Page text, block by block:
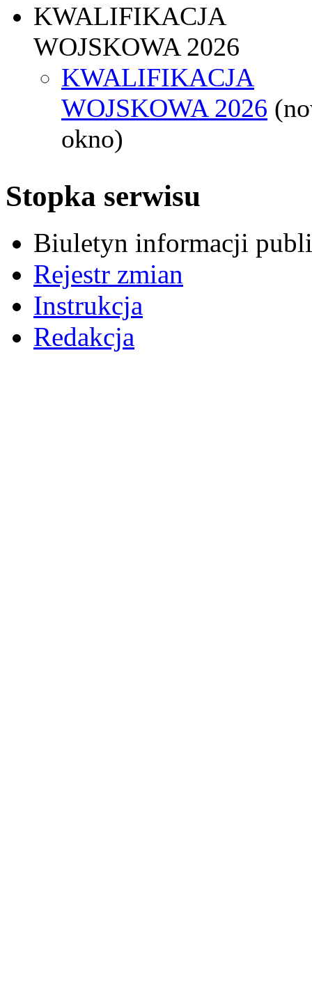
KWALIFIKACJA
WOJSKOWA 2026
KWALIFIKACJA
WOJSKOWA 2026
okno)
Stopka serwisu
Biuletyn informacji
Rejestr zmian
Instrukcja
Redakcja